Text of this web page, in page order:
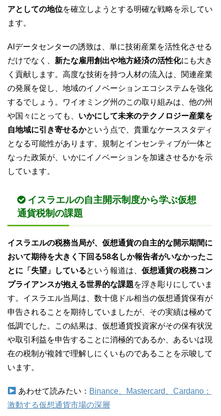
アとしての地位を確立しようとする明確な戦略を示してい
ます。
AIデータセンターの誘致は、単に技術産業を活性化させる
だけでなく、 新たな雇用創出や地方経済の活性化にも大き
く貢献します。高度な技術を持つ人材の流入は、関連産業
の発展を促し、地域のイノベーションエコシステムを強化
するでしょう。ワイオミング州のこの取り組みは、他の州
や国々にとっても、 いかにして未来のテクノロジー産業を
自地域に引き寄せるかという点で、貴重なケーススタディ
となる可能性があります。規制とインセンティブが一体と
なった政策が、いかにイノベーションを加速させるかを示
しています。
イスラエルの自主開示制度から学ぶ仮想
通貨税制の課題
イスラエルの税務当局が、仮想通貨の自主的な開示期間に
おいて期待を大きく下回る58名しか報告者がいなかったこ
とに「失望」しているという報道は、 仮想通貨の税務コン
プライアンスが抱える世界的な課題を浮き彫りにしていま
す。イスラエル当局は、数十億ドル相当の仮想通貨保有が
申告されることを期待していましたが、その実績は極めて
低調でした。この結果は、仮想通貨投資家がその保有状況
や取引利益を申告することに消極的であるか、あるいは現
在の税制が複雑で理解しにくいものであることを示唆して
います。
あわせて読みたい： Binance、Mastercard、Cardano：
激動する仮想通貨市場の深層